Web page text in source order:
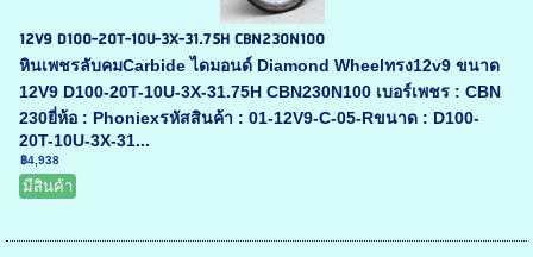
12V9 D100-20T-10U-3X-31.75H CBN230N100
หินเพชรลับคมCarbide ไดมอนด์ Diamond Wheelทรง12v9 ขนาด
12V9 D100-20T-10U-3X-31.75H CBN230N100 เบอร์เพชร : CBN
230ยี่ห้อ : Phoniexรหัสสินค้า : 01-12V9-C-05-Rขนาด : D100-
20T-10U-3X-31...
฿4,938
มีสินค้า